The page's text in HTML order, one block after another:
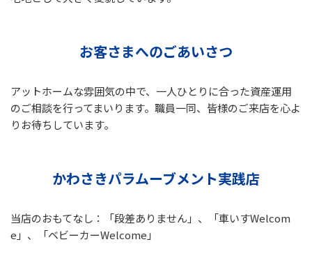
お客さまへのごあいさつ
アットホームな雰囲気の中で、一人ひとりに合った資産運用
のご相談を行ってまいります。職員一同、皆様のご来店を心よ
りお待ちしています。
かわさきパラムーブメント実践店
当店のおもてなし：「段差ありません」、「車いすWelcom
e」、「ベビーカーWelcome」